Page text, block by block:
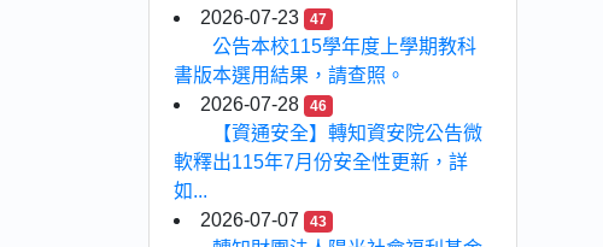
2026-07-23
47
公告本校115學年度上學期教科
書版本選用結果，請查照。
2026-07-28
46
【資通安全】轉知資安院公告微
軟釋出115年7月份安全性更新，詳
如...
2026-07-07
43